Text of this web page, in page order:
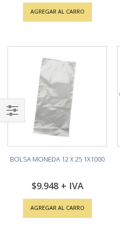
AGREGAR AL CARRO
BOLSA MONEDA 12 X 25 1X1000
$9.948
AGREGAR AL CARRO
Shop